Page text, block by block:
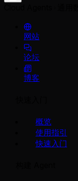
网站
论坛
博客
概览
使用指引
快速入门